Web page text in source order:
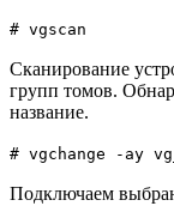
# vgscan
Сканирование
групп томов.
название.
# vgchange -ay
Подключаем